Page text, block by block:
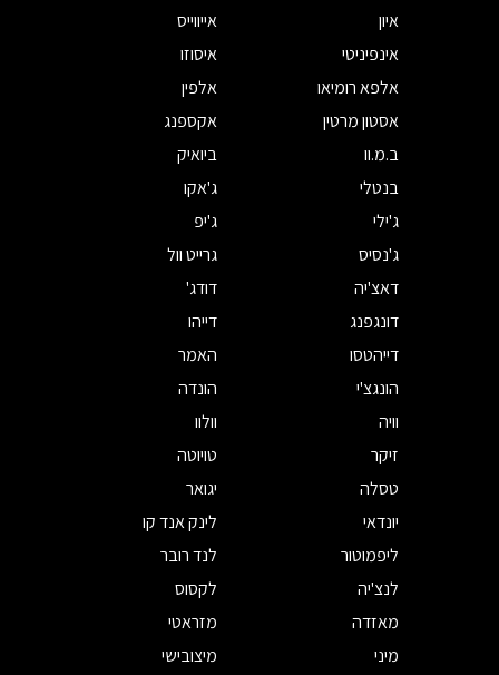
איון
אייווייס
אינפיניטי
איסוזו
אלפא רומיאו
אלפין
אסטון מרטין
אקספנג
ב.מ.וו
ביואיק
בנטלי
ג'אקו
ג'ילי
ג'יפ
ג'נסיס
גרייט וול
דאצ'יה
דודג'
דונגפנג
דייהו
דייהטסו
האמר
הונגצ'י
הונדה
וויה
וולוו
זיקר
טויוטה
טסלה
יגואר
יונדאי
לינק אנד קו
ליפמוטור
לנד רובר
לנצ'יה
לקסוס
מאזדה
מזראטי
מיני
מיצובישי